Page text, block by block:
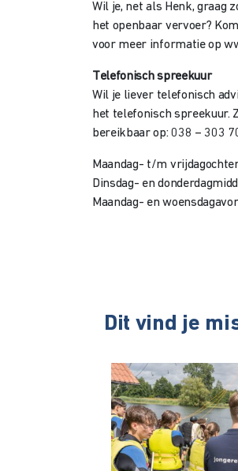
Wil je, net als Henk, graag
het openbaar vervoer?
voor meer informatie op
Telefonisch spreekuur
Wil je liever telefonisch
het telefonisch spreekuur.
bereikbaar op: 038 – 303
Maandag- t/m
Dinsdag- en
Maandag- en
Dit vind je